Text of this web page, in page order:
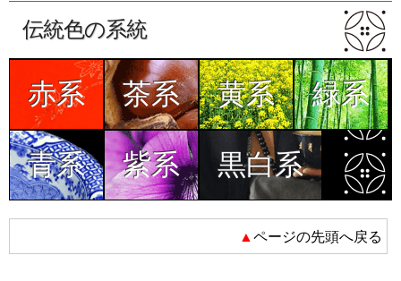
伝統色の系統
赤系 茶系 黄系 緑系
青系 紫系 黒白系
▲ページの先頭へ戻る